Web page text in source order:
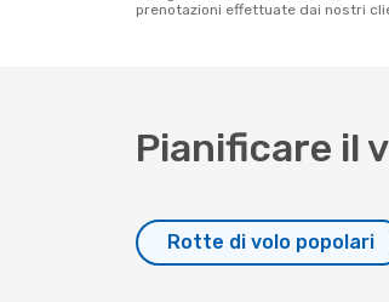
prenotazioni effettuate dai nostri
Pianificare il
Rotte di volo popolari